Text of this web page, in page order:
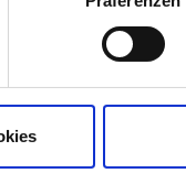
passt
einen festen Sitz